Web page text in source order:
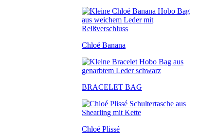
Chloé Banana
BRACELET BAG
Chloé Plissé